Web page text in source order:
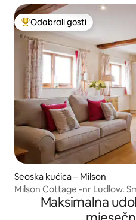
Među najviše rangiranima s
Odabrali gosti
Seoska kućica – Milson
Milson Cottage -nr Ludlow.
Maksimalna